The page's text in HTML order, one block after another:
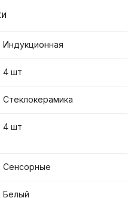
Индукционная
4 шт
Стеклокерамика
4 шт
Сенсорные
Белый